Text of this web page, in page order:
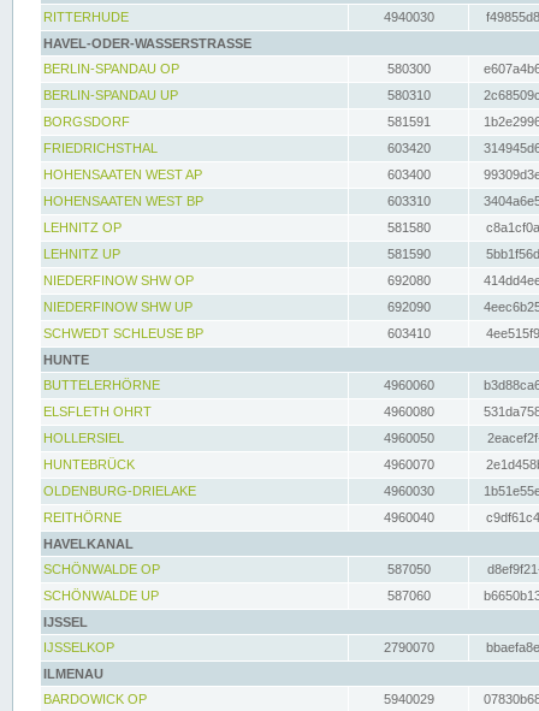
RITTERHUDE
4940030
HAVEL-ODER-WASSERSTRASSE
BERLIN-SPANDAU OP
580300
BERLIN-SPANDAU UP
580310
BORGSDORF
581591
FRIEDRICHSTHAL
603420
HOHENSAATEN WEST AP
603400
HOHENSAATEN WEST BP
603310
LEHNITZ OP
581580
LEHNITZ UP
581590
NIEDERFINOW SHW OP
692080
NIEDERFINOW SHW UP
692090
SCHWEDT SCHLEUSE BP
603410
HUNTE
BUTTELERHÖRNE
4960060
ELSFLETH OHRT
4960080
HOLLERSIEL
4960050
HUNTEBRÜCK
4960070
OLDENBURG-DRIELAKE
4960030
REITHÖRNE
4960040
HAVELKANAL
SCHÖNWALDE OP
587050
SCHÖNWALDE UP
587060
IJSSEL
IJSSELKOP
2790070
ILMENAU
BARDOWICK OP
5940029